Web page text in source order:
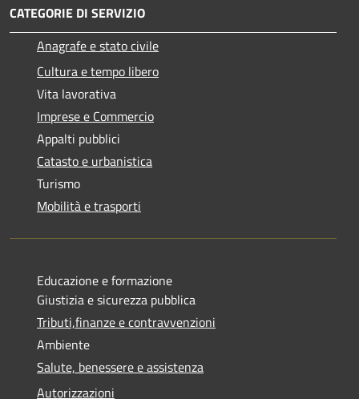
CATEGORIE DI SERVIZIO
Anagrafe e stato civile
Cultura e tempo libero
Vita lavorativa
Imprese e Commercio
Appalti pubblici
Catasto e urbanistica
Turismo
Mobilità e trasporti
Educazione e formazione
Giustizia e sicurezza pubblica
Tributi,finanze e contravvenzioni
Ambiente
Salute, benessere e assistenza
Autorizzazioni